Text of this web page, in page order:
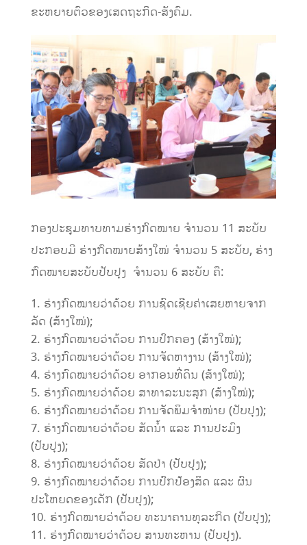
ຂະຫຍາຍຕົວຂອງເສດຖະກິດ-ສັງຄົມ.
ກອງປະຊຸມທາບທາມຮ່າງກົດໝາຍ ຈໍານວນ 11 ສະບັບ
ປະກອບມີ ຮ່າງກົດໝາຍສ້າງໃໝ່ ຈໍານວນ 5 ສະບັບ, ຮ່າງ
ກົດໝາຍສະບັບປັບປຸງ ຈໍານວນ 6 ສະບັບ ຄື:
ຮ່າງກົດໝາຍວ່າດ້ວຍ ການຊົດເຊີຍຄ່າເສຍຫາຍຈາກ
ລັດ (ສ້າງໃໝ່);
ຮ່າງກົດໝາຍວ່າດ້ວຍ ການປົກຄອງ (ສ້າງໃໝ່);
ຮ່າງກົດໝາຍວ່າດ້ວຍ ການຈັດຫາງານ (ສ້າງໃໝ່);
ຮ່າງກົດໝາຍວ່າດ້ວຍ ອາກອນທີ່ດິນ (ສ້າງໃໝ່);
ຮ່າງກົດໝາຍວ່າດ້ວຍ ສາທາລະນະສຸກ (ສ້າງໃໝ່);
ຮ່າງກົດໝາຍວ່າດ້ວຍ ການຈັດພິມຈໍາໜ່າຍ (ປັບປຸງ);
ຮ່າງກົດໝາຍວ່າດ້ວຍ ສັດນໍ້າ ແລະ ການປະມົງ
(ປັບປຸງ);
ຮ່າງກົດໝາຍວ່າດ້ວຍ ສັດປ່າ (ປັບປຸງ);
ຮ່າງກົດໝາຍວ່າດ້ວຍ ການປົກປ້ອງສິດ ແລະ ຜົນ
ປະໂຫຍດຂອງເດັກ (ປັບປຸງ);
ຮ່າງກົດໝາຍວ່າດ້ວຍ ທະນາຄານທຸລະກິດ (ປັບປຸງ);
ຮ່າງກົດໝາຍວ່າດ້ວຍ ສານທະຫານ (ປັບປຸງ).